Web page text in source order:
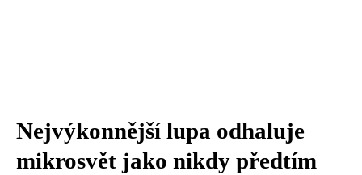
Nejvýkonnější lupa odhaluje
mikrosvět jako nikdy předtím